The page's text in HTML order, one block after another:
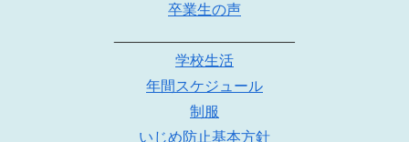
卒業生の声
学校生活
年間スケジュール
制服
いじめ防止基本方針